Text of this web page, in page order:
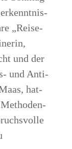
erkennt­nis­
„Rei­se­
und der
und Anti­
hat­
Metho­den­